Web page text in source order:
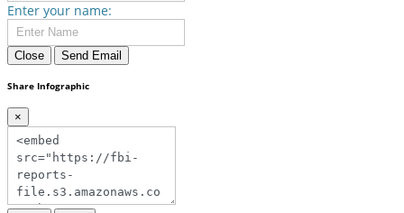
Enter your name:
Close Send Email
Share Infographic
×